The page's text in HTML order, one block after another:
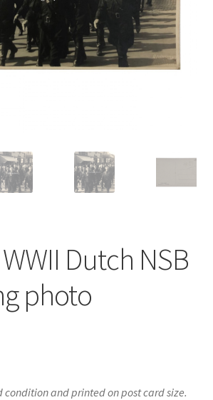
Dutch NSB
photo
condition and printed on post card size.